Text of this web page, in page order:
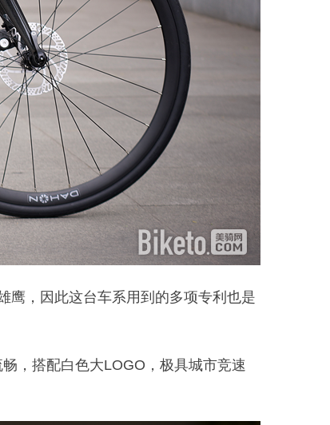
鹰，因此这台车系用到的多项专利也是
，搭配白色大LOGO，极具城市竞速